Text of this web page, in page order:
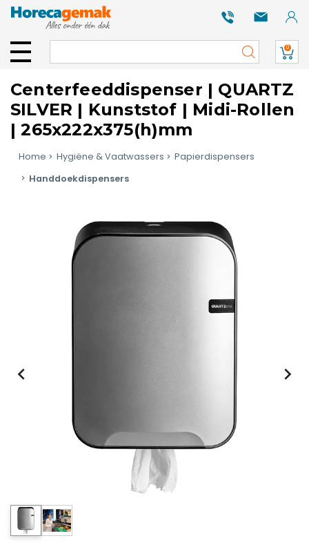
0
Centerfeeddispenser | QUARTZ
SILVER | Kunststof | Midi-Rollen
| 265x222x375(h)mm
Home Hygiëne & Vaatwassers
Papierdispensers
Handdoekdispensers